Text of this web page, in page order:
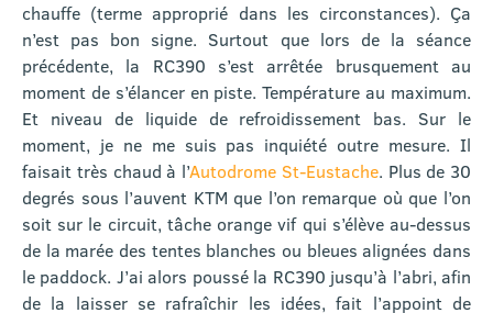
chauffe (terme approprié dans les circonstances). Ça
n’est pas bon signe. Surtout que lors de la séance
précédente, la RC390 s’est arrêtée brusquement au
moment de s’élancer en piste. Température au maximum.
Et niveau de liquide de refroidissement bas. Sur le
moment, je ne me suis pas inquiété outre mesure. Il
faisait très chaud à l’Autodrome St-Eustache. Plus de 30
degrés sous l’auvent KTM que l’on remarque où que l’on
soit sur le circuit, tâche orange vif qui s’élève au-dessus
de la marée des tentes blanches ou bleues alignées dans
le paddock. J’ai alors poussé la RC390 jusqu’à l’abri, afin
de la laisser se rafraîchir les idées, fait l’appoint de